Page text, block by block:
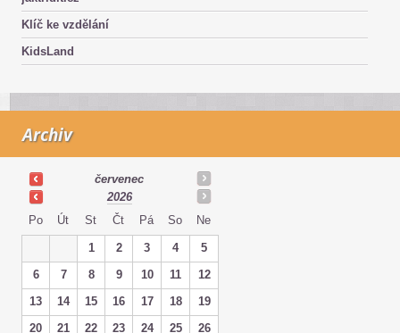
Klíč ke vzdělání
KidsLand
Archiv
červenec
2026
Po
Út St Čt Pá So Ne
1 2 3 4
5
6
7 8 9 10 11
12
13
14 15 16 17 18
19
20
21 22 23 24 25 26